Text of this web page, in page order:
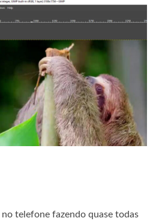
no telefone fazendo quase todas